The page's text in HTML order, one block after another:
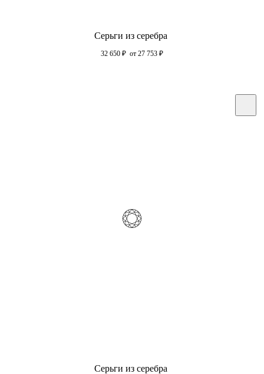
Серьги из серебра
32 650 ₽ от 27 753 ₽
Серьги из серебра